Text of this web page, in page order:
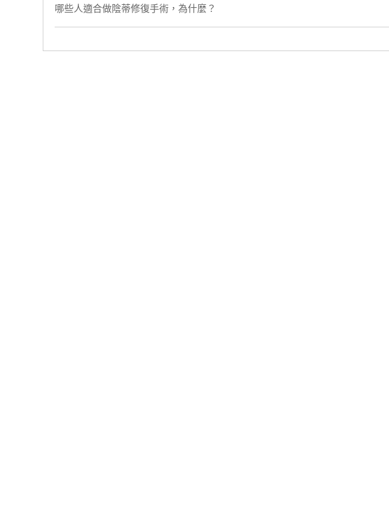
​哪些人適合做陰蒂修復手術，為什麼？